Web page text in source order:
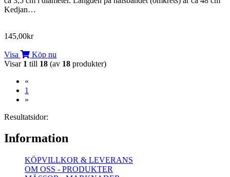
Kedjan…
145,00kr
Visa
Köp nu
Visar 1 till 18 (av 18 produkter)
«
1
»
Resultatsidor:
Information
KÖPVILLKOR & LEVERANS
OM OSS - PRODUKTER